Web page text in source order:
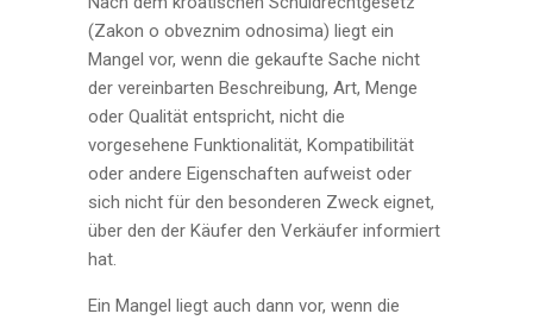
(Zakon o obveznim odnosima) liegt ein
Mangel vor, wenn die gekaufte Sache nicht
der vereinbarten Beschreibung, Art, Menge
oder Qualität entspricht, nicht die
vorgesehene Funktionalität, Kompatibilität
oder andere Eigenschaften aufweist oder
sich nicht für den besonderen Zweck eignet,
über den der Käufer den Verkäufer informiert
hat.
Ein Mangel liegt auch dann vor, wenn die